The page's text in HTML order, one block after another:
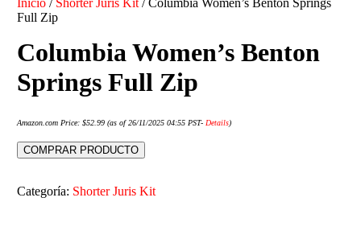
Inicio / Shorter Juris Kit / Columbia Women’s Benton Springs
Full Zip
Columbia Women’s Benton
Springs Full Zip
Amazon.com Price:$52.99 (as of 26/11/2025 04:55 PST-Details)
COMPRAR PRODUCTO
Categoría: Shorter Juris Kit